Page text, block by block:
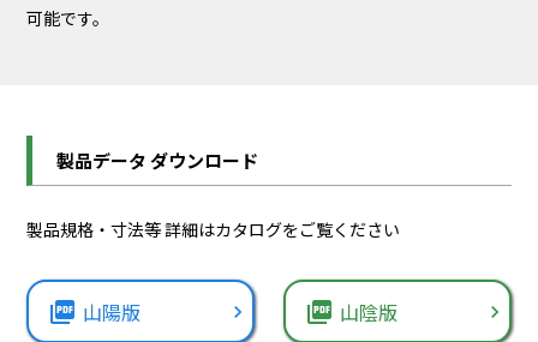
可能です。
製品データ ダウンロード
製品規格・寸法等 詳細はカタログをご覧ください
picture_as_pdf 山陽版 picture_as_pdf 山陰版